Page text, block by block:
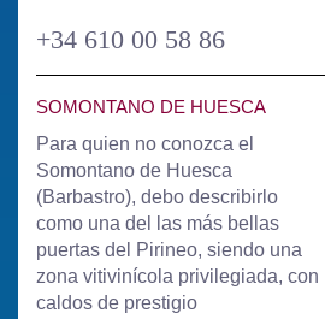
+34 610 00 58 86
SOMONTANO DE HUESCA
Para quien no conozca el
Somontano de Huesca
(Barbastro), debo describirlo
como una del las más bellas
puertas del Pirineo, siendo una
zona vitivinícola privilegiada, con
caldos de prestigio